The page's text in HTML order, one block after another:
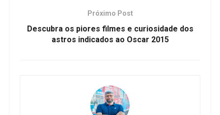
Próximo Post
Descubra os piores filmes e curiosidade dos
astros indicados ao Oscar 2015